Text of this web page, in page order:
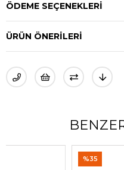
ÖDEME SEÇENEKLERI
ÜRÜN ÖNERILERI